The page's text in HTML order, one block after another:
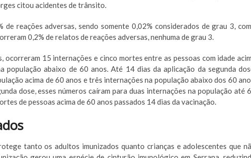
citou acidentes de trânsito.
reações adversas, sendo somente 0,02% considerados de grau 3,
0,2% de relatos de reações adversas, nenhuma de grau 3.
ocorreram 15 internações e cinco mortes entre as pessoas com idade
abaixo de 60 anos. Até 14 dias da aplicação da segunda
acima de 60 anos e três internações na população abaixo dos 60
dose, esses números caíram para duas internações na população até
de pessoas acima de 60 anos passados 14 dias da vacinação.
tanto os adultos imunizados quanto crianças e adolescentes que